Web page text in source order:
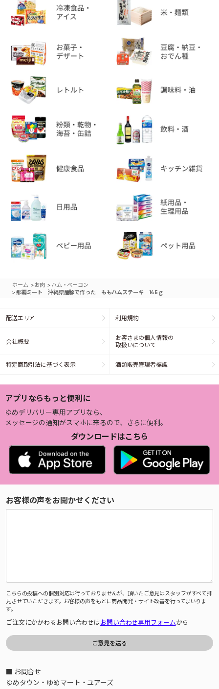
ホーム >お肉 > ハム・ベーコン
>那覇ミート 沖縄県産豚で作った ももハムステーキ 145ｇ
配送エリア 利用規約
会社概要
お客さまの個人情報の
取扱いについて
特定商取引法に基づく表示 酒類販売管理者標識
アプリならもっと便利に
ゆめデリバリー専用アプリなら、
メッセージの通知がスマホに来るので、さらに便利。
ダウンロードはこちら
お客様の声をお聞かせください
こちらの投稿への個別対応は行っておりませんが、頂いたご意見はスタッフがすべて拝
見させていただきます。お客様の声をもとに商品開発・サイト改善を行ってまいりま
す。
ご注文にかかわるお問い合わせはお問い合わせ専用フォームから
■ お問合せ
ゆめタウン・ゆめマート・ユアーズ